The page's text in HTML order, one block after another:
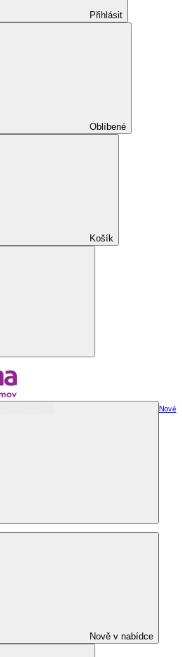
Přihlásit
Oblíbené
Košík
Nově
Nově v nabídce